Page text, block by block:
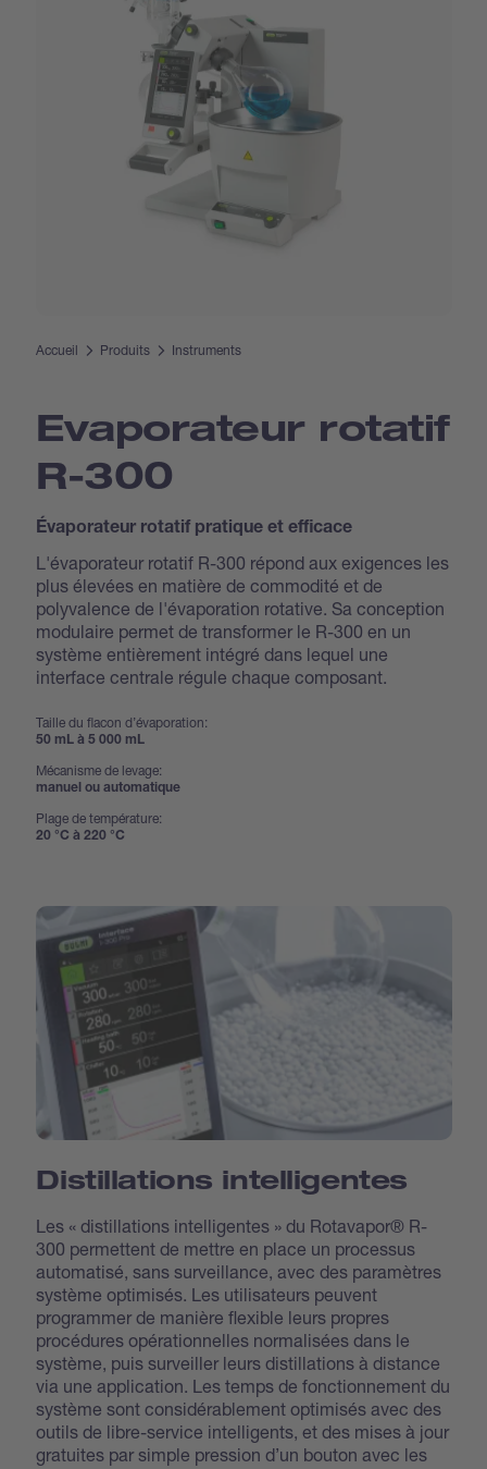
Accueil Produits Instruments
Evaporateur rotatif
R-300
Évaporateur rotatif pratique et efficace
L'évaporateur rotatif R-300 répond aux exigences les
plus élevées en matière de commodité et de
polyvalence de l'évaporation rotative. Sa conception
modulaire permet de transformer le R-300 en un
système entièrement intégré dans lequel une
interface centrale régule chaque composant.
Taille du flacon d’évaporation:
50 mL à 5 000 mL
Mécanisme de levage:
manuel ou automatique
Plage de température:
20 °C à 220 °C
Distillations intelligentes
Les « distillations intelligentes » du Rotavapor® R-
300 permettent de mettre en place un processus
automatisé, sans surveillance, avec des paramètres
système optimisés. Les utilisateurs peuvent
programmer de manière flexible leurs propres
procédures opérationnelles normalisées dans le
système, puis surveiller leurs distillations à distance
via une application. Les temps de fonctionnement du
système sont considérablement optimisés avec des
outils de libre-service intelligents, et des mises à jour
gratuites par simple pression d’un bouton avec les